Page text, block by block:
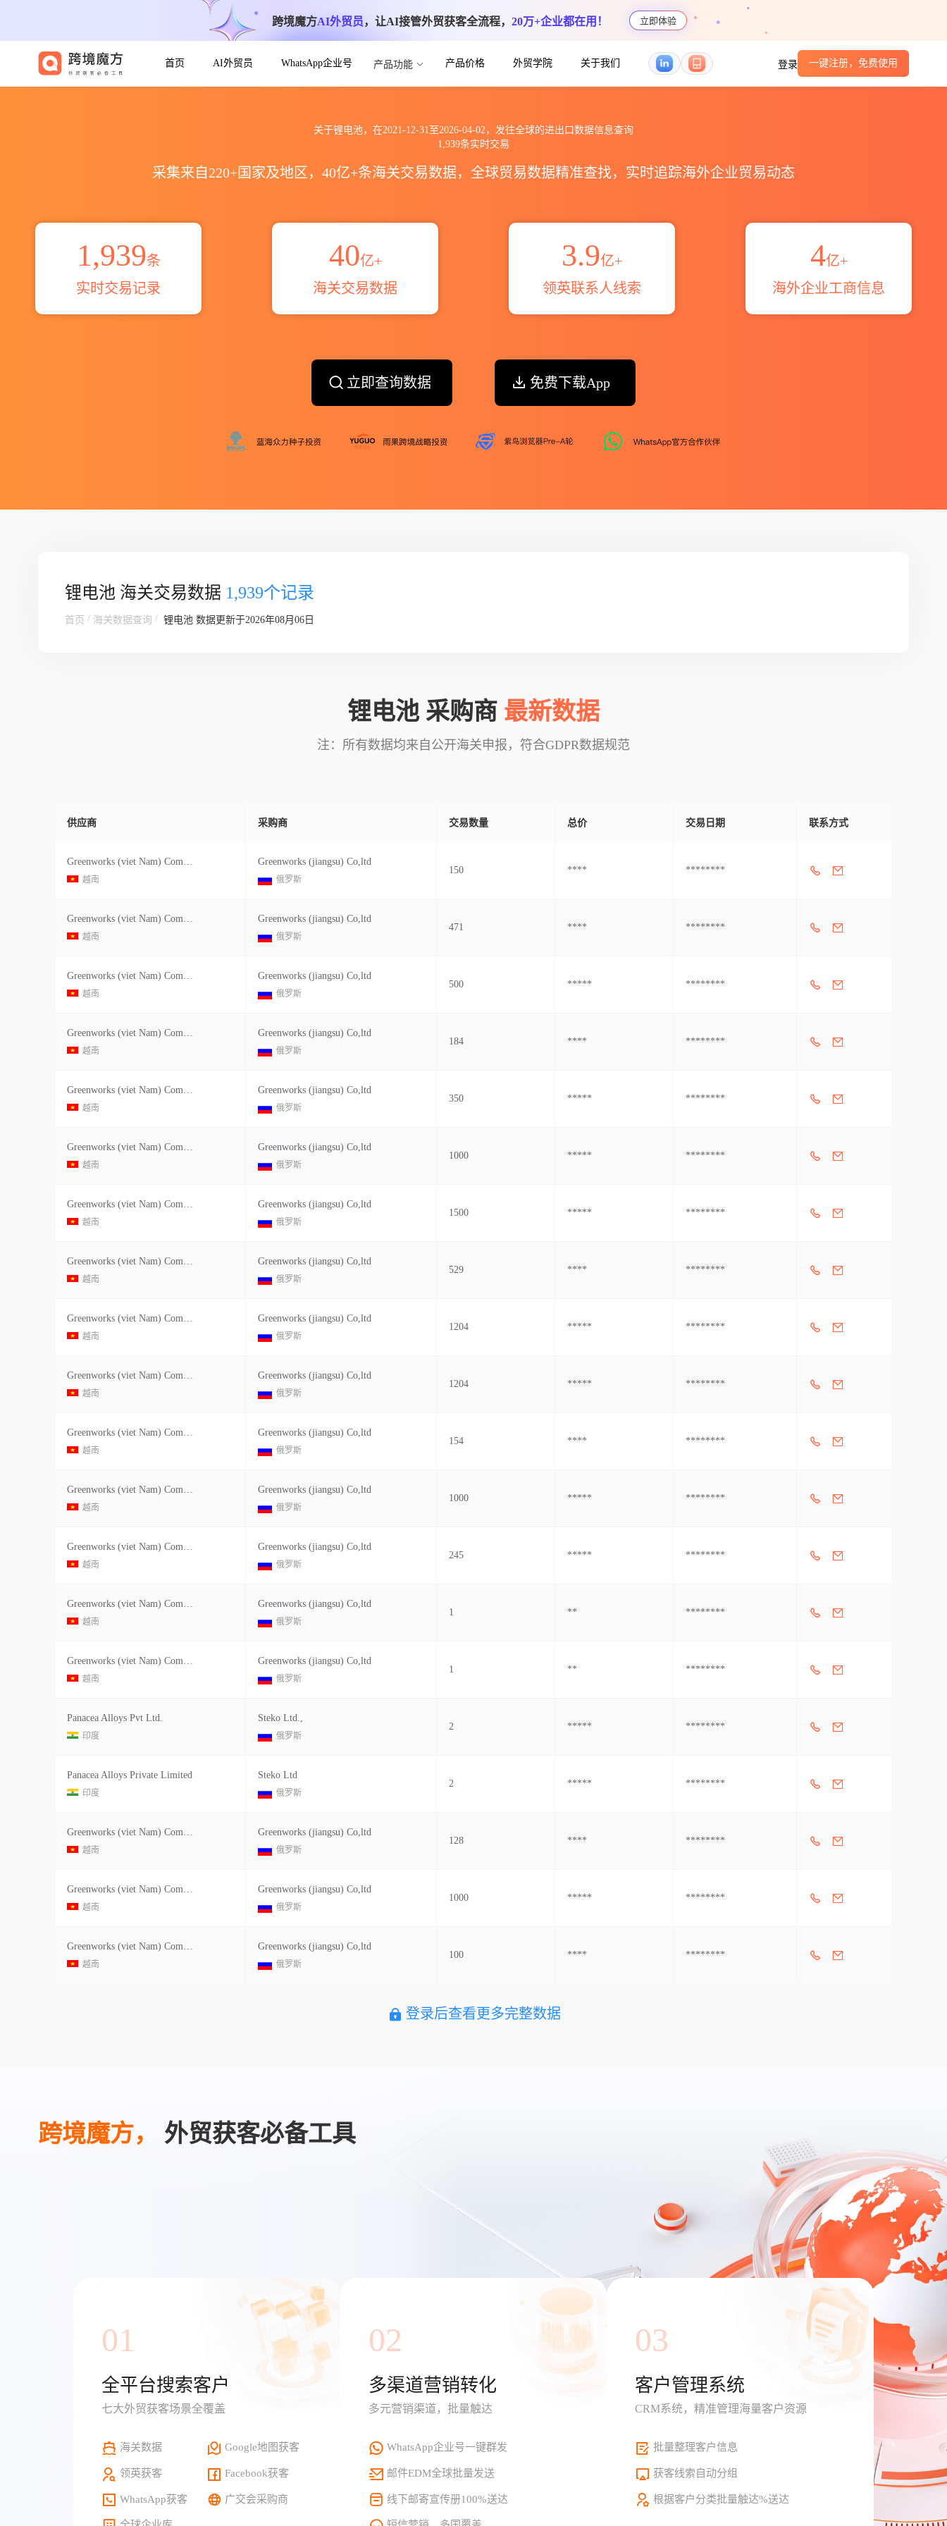
跨境魔方AI外贸员，让AI接管外贸获客全流程， 20万+企业都在用！ 立即体验
首页 AI外贸员 WhatsApp企业号 产品功能 产品价格 外贸学院 关于我们 登录 一键注册，免费使用
关于锂电池，在2021-12-31至2026-04-02，发往全球的进出口数据信息查询
1,939条实时交易
采集来自220+国家及地区，40亿+条海关交易数据，全球贸易数据精准查找，实时追踪海外企业贸易动态
1,939条
实时交易记录
40亿+
海关交易数据
3.9亿+
领英联系人线索
4亿+
海外企业工商信息
立即查询数据 免费下载App
锂电池 海关交易数据 1,939个记录
首页 / 海关数据查询 / 锂电池 数据更新于2026年08月06日
锂电池 采购商 最新数据
注：所有数据均来自公开海关申报，符合GDPR数据规范
供应商 采购商 交易数量 总价 交易日期 联系方式
Greenworks (viet Nam) Company Limited
越南
Greenworks (jiangsu) Co,ltd
俄罗斯
150 **** ********
Greenworks (viet Nam) Company Limited
越南
Greenworks (jiangsu) Co,ltd
俄罗斯
471 **** ********
Greenworks (viet Nam) Company Limited
越南
Greenworks (jiangsu) Co,ltd
俄罗斯
500 ***** ********
Greenworks (viet Nam) Company Limited
越南
Greenworks (jiangsu) Co,ltd
俄罗斯
184 **** ********
Greenworks (viet Nam) Company Limited
越南
Greenworks (jiangsu) Co,ltd
俄罗斯
350 ***** ********
Greenworks (viet Nam) Company Limited
越南
Greenworks (jiangsu) Co,ltd
俄罗斯
1000 ***** ********
Greenworks (viet Nam) Company Limited
越南
Greenworks (jiangsu) Co,ltd
俄罗斯
1500 ***** ********
Greenworks (viet Nam) Company Limited
越南
Greenworks (jiangsu) Co,ltd
俄罗斯
529 **** ********
Greenworks (viet Nam) Company Limited
越南
Greenworks (jiangsu) Co,ltd
俄罗斯
1204 ***** ********
Greenworks (viet Nam) Company Limited
越南
Greenworks (jiangsu) Co,ltd
俄罗斯
1204 ***** ********
Greenworks (viet Nam) Company Limited
越南
Greenworks (jiangsu) Co,ltd
俄罗斯
154 **** ********
Greenworks (viet Nam) Company Limited
越南
Greenworks (jiangsu) Co,ltd
俄罗斯
1000 ***** ********
Greenworks (viet Nam) Company Limited
越南
Greenworks (jiangsu) Co,ltd
俄罗斯
245 ***** ********
Greenworks (viet Nam) Company Limited
越南
Greenworks (jiangsu) Co,ltd
俄罗斯
1 ** ********
Greenworks (viet Nam) Company Limited
越南
Greenworks (jiangsu) Co,ltd
俄罗斯
1 ** ********
Panacea Alloys Pvt Ltd.
印度
Steko Ltd.,
俄罗斯
2 ***** ********
Panacea Alloys Private Limited
印度
Steko Ltd
俄罗斯
2 ***** ********
Greenworks (viet Nam) Company Limited
越南
Greenworks (jiangsu) Co,ltd
俄罗斯
128 **** ********
Greenworks (viet Nam) Company Limited
越南
Greenworks (jiangsu) Co,ltd
俄罗斯
1000 ***** ********
Greenworks (viet Nam) Company Limited
越南
Greenworks (jiangsu) Co,ltd
俄罗斯
100 **** ********
登录后查看更多完整数据
跨境魔方， 外贸获客必备工具
01
全平台搜索客户
七大外贸获客场景全覆盖
海关数据 Google地图获客
领英获客 Facebook获客
WhatsApp获客 广交会采购商
02
多渠道营销转化
多元营销渠道，批量触达
WhatsApp企业号一键群发
邮件EDM全球批量发送
线下邮寄宣传册100%送达
03
客户管理系统
CRM系统，精准管理海量客户资源
批量整理客户信息
获客线索自动分组
根据客户分类批量触达%送达